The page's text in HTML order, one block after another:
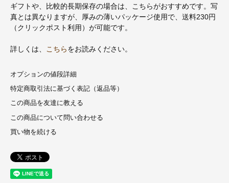
ギフトや、比較的長期保存の場合は、こちらがおすすめです。写
真とは異なりますが、厚みの薄いパッケージ使用で、送料230円
（クリックポスト利用）が可能です。
詳しくは、 こちらをお読みください。
オプションの値段詳細
特定商取引法に基づく表記（返品等）
この商品を友達に教える
この商品について問い合わせる
買い物を続ける